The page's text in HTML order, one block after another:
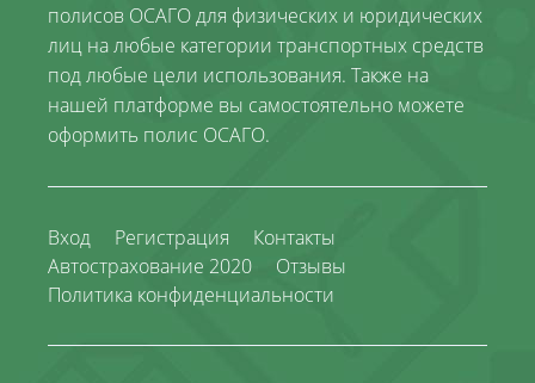
полисов ОСАГО для физических и юридических
лиц на любые категории транспортных средств
под любые цели использования. Также на
нашей платформе вы самостоятельно можете
оформить полис ОСАГО.
Вход Регистрация
Контакты
Автострахование 2020
Отзывы
Политика конфиденциальности